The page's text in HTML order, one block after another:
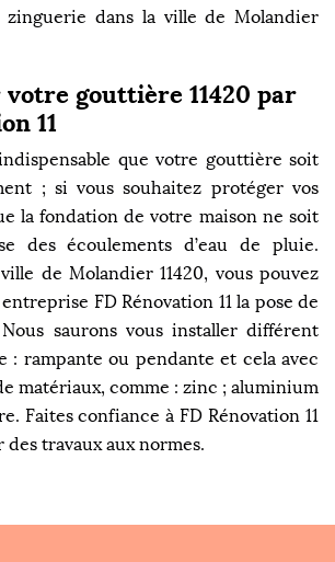
zinguerie dans la ville de Molandier
votre gouttière 11420 par
11
que votre gouttière soit
; si vous souhaitez protéger vos
la fondation de votre maison ne soit
des écoulements d’eau de pluie.
de Molandier 11420, vous pouvez
FD Rénovation 11 la pose de
saurons vous installer différent
: rampante ou pendante et cela avec
matériaux, comme : zinc ; aluminium
Faites confiance à FD Rénovation 11
travaux aux normes.